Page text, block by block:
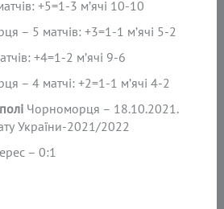
+5=1-3 м’ячі 10-10
– 5 матчів: +3=1-1 м’ячі 5-2
+4=1-2 м’ячі 9-6
– 4 матчі: +2=1-1 м’ячі 4-2
Чорноморця – 18.10.2021.
України-2021/2022
– 0:1